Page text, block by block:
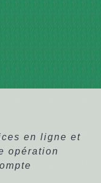
en ligne et
opération